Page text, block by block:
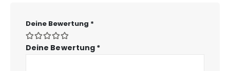
Deine Bewertung *
Deine Bewertung *